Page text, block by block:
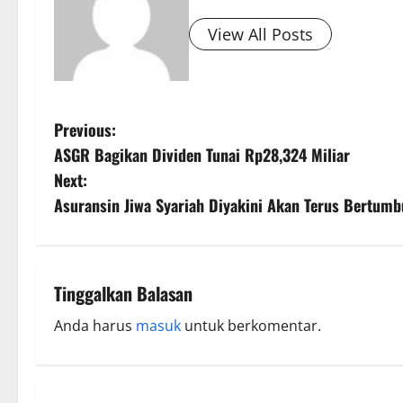
View All Posts
Previous:
ASGR Bagikan Dividen Tunai Rp28,324 Miliar
Next:
Asuransin Jiwa Syariah Diyakini Akan Terus
Tinggalkan Balasan
Anda harus masuk untuk berkomentar.